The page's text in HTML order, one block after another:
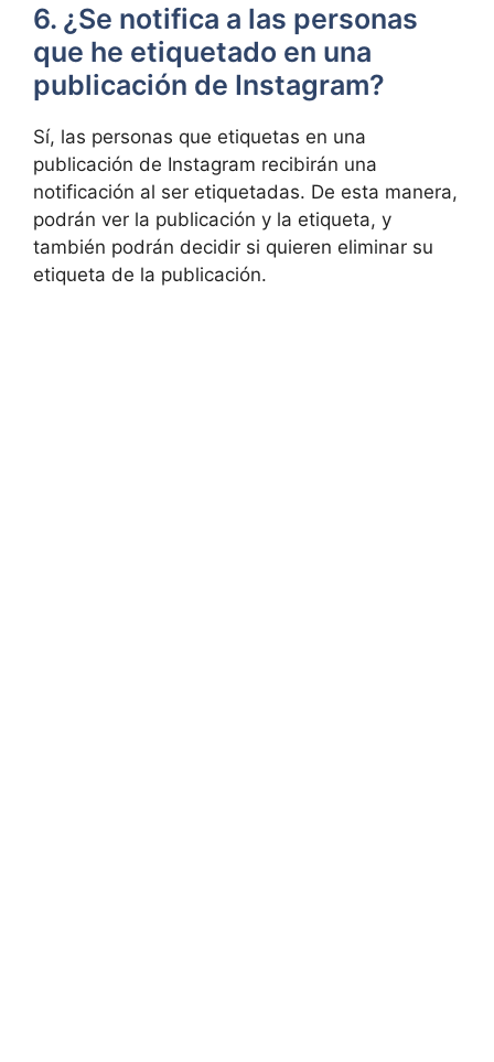
6. ¿Se notifica a ⁣las personas
que he ⁣etiquetado en una
publicación de Instagram?
Sí, ⁤las personas que etiquetas en‌ una
publicación de Instagram recibirán una
notificación al ‍ser⁢ etiquetadas. De esta manera,
podrán ver la publicación y la etiqueta, y
también podrán decidir si quieren eliminar su
etiqueta de ‌la publicación.